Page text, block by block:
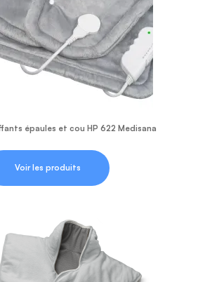
épaules et cou HP 622 Medisana
Voir les produits